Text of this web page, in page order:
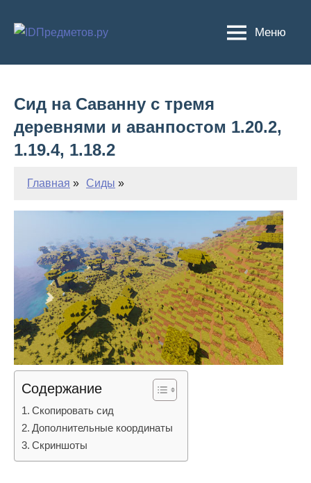
Меню
Сид на Саванну с тремя
деревнями и аванпостом 1.20.2,
1.19.4, 1.18.2
Главная Сиды
Содержание
Скопировать сид
Дополнительные координаты
Скриншоты